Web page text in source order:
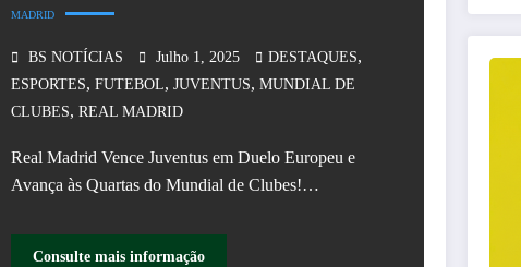
MADRID
BS NOTÍCIAS Julho 1, 2025 DESTAQUES,
ESPORTES, FUTEBOL, JUVENTUS, MUNDIAL DE
CLUBES, REAL MADRID
Real Madrid Vence Juventus em Duelo Europeu e
Avança às Quartas do Mundial de Clubes!…
Consulte mais informação